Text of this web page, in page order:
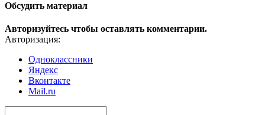
Обсудить материал
Авторизуйтесь чтобы оставлять комментарии.
Авторизация:
Одноклассники
Яндекс
Вконтакте
Mail.ru